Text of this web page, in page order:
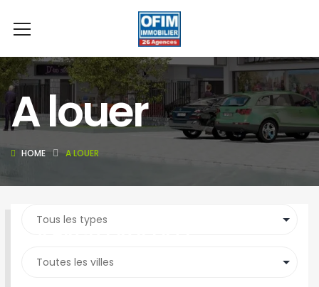
A louer
HOME A LOUER
SEARCH PROPERTY